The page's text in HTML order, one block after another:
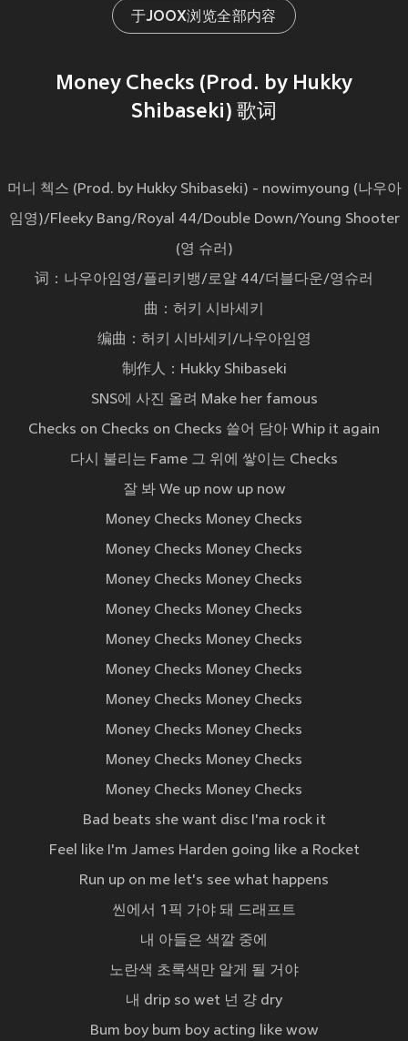
于JOOX浏览全部内容
Money Checks (Prod. by Hukky
Shibaseki) 歌词
머니 첵스 (Prod. by Hukky Shibaseki) - nowimyoung (나우아
임영)/Fleeky Bang/Royal 44/Double Down/Young Shooter
(영 슈러)
词：나우아임영/플리키뱅/로얄 44/더블다운/영슈러
曲：허키 시바세키
编曲：허키 시바세키/나우아임영
制作人：Hukky Shibaseki
SNS에 사진 올려 Make her famous
Checks on Checks on Checks 쓸어 담아 Whip it again
다시 불리는 Fame 그 위에 쌓이는 Checks
잘 봐 We up now up now
Money Checks Money Checks
Money Checks Money Checks
Money Checks Money Checks
Money Checks Money Checks
Money Checks Money Checks
Money Checks Money Checks
Money Checks Money Checks
Money Checks Money Checks
Money Checks Money Checks
Money Checks Money Checks
Bad beats she want disc I'ma rock it
Feel like I'm James Harden going like a Rocket
Run up on me let's see what happens
씬에서 1픽 가야 돼 드래프트
내 아들은 색깔 중에
노란색 초록색만 알게 될 거야
내 drip so wet 넌 걍 dry
Bum boy bum boy acting like wow